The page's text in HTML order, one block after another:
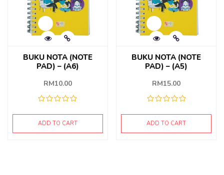
BUKU NOTA (NOTE
PAD) – (A6)
RM10.00
ADD TO CART
BUKU NOTA (NOTE
PAD) – (A5)
RM15.00
ADD TO CART